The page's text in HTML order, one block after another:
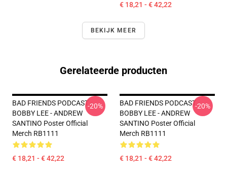
€ 18,21 - € 42,22
BEKIJK MEER
Gerelateerde producten
BAD FRIENDS PODCAST -
BOBBY LEE - ANDREW
SANTINO Poster Official
Merch RB1111
€ 18,21 - € 42,22
-20%
BAD FRIENDS PODCAST -
BOBBY LEE - ANDREW
SANTINO Poster Official
Merch RB1111
€ 18,21 - € 42,22
-20%